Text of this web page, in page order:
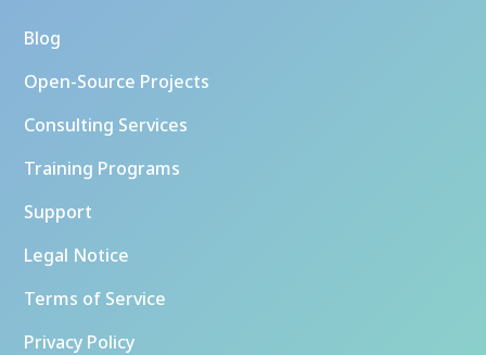
Blog
Open-Source Projects
Consulting Services
Training Programs
Support
Legal Notice
Terms of Service
Privacy Policy